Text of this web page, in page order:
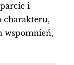
i
charakteru,
wspomnień,